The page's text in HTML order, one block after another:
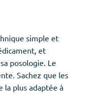
simple et
et
posologie. Le
Sachez que les
la plus adaptée à